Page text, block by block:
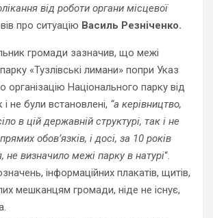
від роботи органи місцевої
про ситуацію Василь Резніченко.
громади зазначив, що межі
«Тузлівські лимани» попри Указ
Національного парку від
не були встановлені, “а керівництво,
в цій державній структурі, так і не
обов’язків, і досі, за 10 років
не визначило межі парку в натурі“.
інформаційних плакатів, щитів,
мешканцям громади, ніде не існує,